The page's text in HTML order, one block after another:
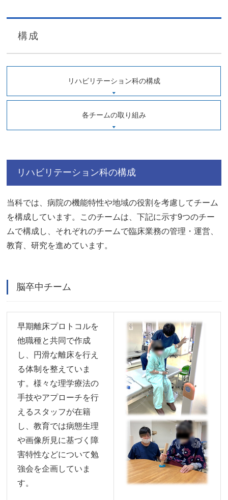
構成
リハビリテーション科の構成
各チームの取り組み
リハビリテーション科の構成
当科では、病院の機能特性や地域の役割を考慮してチーム
を構成しています。このチームは、下記に示す9つのチー
ムで構成し、それぞれのチームで臨床業務の管理・運営、
教育、研究を進めています。
脳卒中チーム
早期離床プロトコルを
他職種と共同で作成
し、円滑な離床を行え
る体制を整えていま
す。様々な理学療法の
手技やアプローチを行
えるスタッフが在籍
し、教育では病態生理
や画像所見に基づく障
害特性などについて勉
強会を企画していま
す。